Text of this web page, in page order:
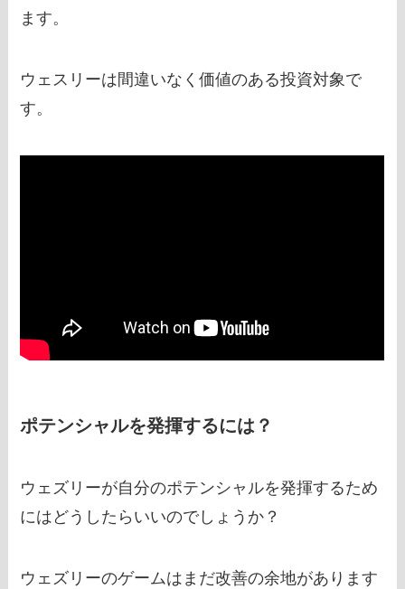
ます。
ウェスリーは間違いなく価値のある投資対象で
す。
ポテンシャルを発揮するには？
ウェズリーが自分のポテンシャルを発揮するため
にはどうしたらいいのでしょうか？
ウェズリーのゲームはまだ改善の余地があります